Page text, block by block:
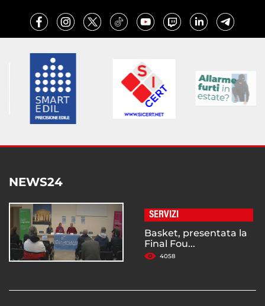
NEWS24
SERVIZI
Basket, presentata la
Final Fou...
4058